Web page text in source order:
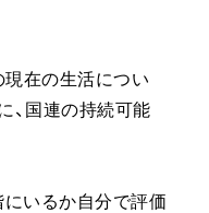
現在の生活につい
、国連の持続可能
にいるか自分で評価